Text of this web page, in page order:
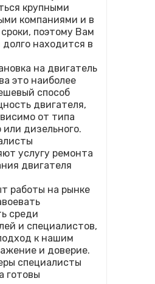
крупными
компаниями и в
поэтому Вам
находится в
на двигатель
это наиболее
способ
двигателя,
от типа
или дизельного.
услугу ремонта
двигателя
работы на рынке
среди
и специалистов,
к нашим
и доверие.
специалисты
готовы